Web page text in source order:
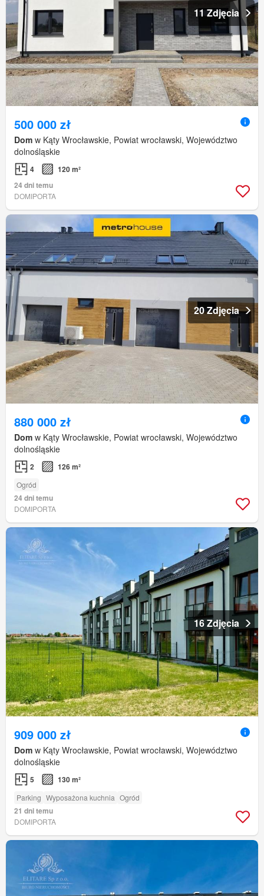
11 Zdjęcia
500 000 zł
Dom w Kąty Wrocławskie, Powiat wrocławski, Województwo
dolnośląskie
4
120 m²
24 dni temu
DOMIPORTA
20 Zdjęcia
880 000 zł
Dom w Kąty Wrocławskie, Powiat wrocławski, Województwo
dolnośląskie
2 126 m²
Ogród
24 dni temu
DOMIPORTA
16 Zdjęcia
909 000 zł
Dom w Kąty Wrocławskie, Powiat wrocławski, Województwo
dolnośląskie
5 130 m²
Parking Wyposażona kuchnia Ogród
21 dni temu
DOMIPORTA